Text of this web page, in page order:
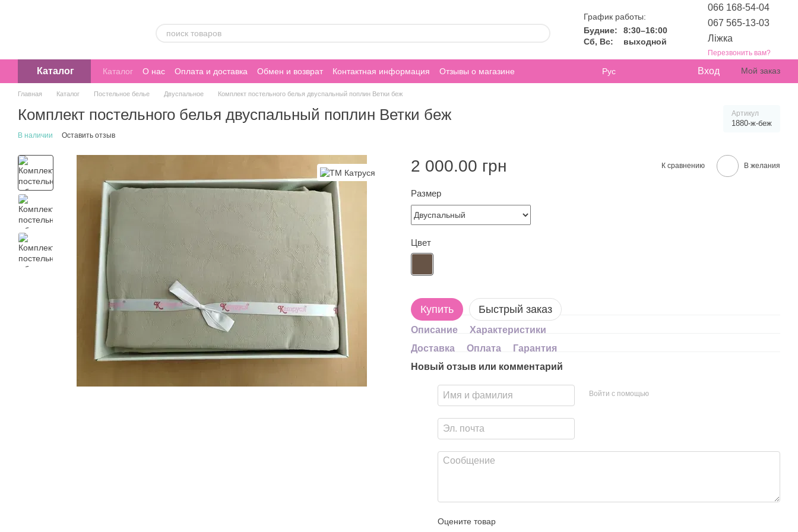
График работы:
Будние:
8:30–16:00
Сб, Вс:
выходной
066 168-54-04
067 565-13-03
Ліжка
Перезвонить вам?
Каталог Каталог О нас Оплата и доставка Обмен и возврат Контактная информация Отзывы о магазине Рус Вход Мой заказ
Главная Каталог Постельное белье Двуспальное Комплект постельного белья двуспальный поплин Ветки беж
Комплект постельного белья двуспальный поплин Ветки беж Артикул
1880-ж-беж
В наличии Оставить отзыв
2 000.00 грн К сравнению В желания
Размер
Цвет
Купить Быстрый заказ
Описание
Характеристики
Доставка
Оплата
Гарантия
Новый отзыв или комментарий
Войти с помощью
Оцените товар